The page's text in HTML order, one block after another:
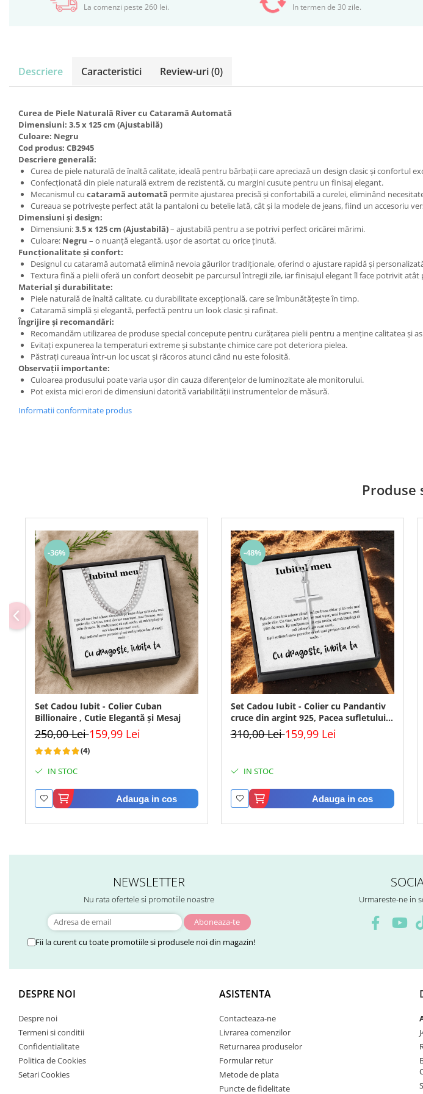
La comenzi peste 260 lei. In termen de 30 zile.
Descriere Caracteristici Review-uri(0)
Curea de Piele Naturală River cu Cataramă Automată
Dimensiuni: 3.5 x 125 cm (Ajustabilă)
Culoare: Negru
Cod produs: CB2945
Descriere generală:
Curea de piele naturală de înaltă calitate, ideală pentru bărbații care apreciază un design clasic și confortul
Confecționată din piele naturală extrem de rezistentă, cu margini cusute pentru un finisaj elegant.
Mecanismul cu cataramă automată permite ajustarea precisă și confortabilă a curelei, eliminând
Cureaua se potrivește perfect atât la pantaloni cu betelie lată, cât și la modele de jeans, fiind un accesoriu
Dimensiuni și design:
Dimensiuni:3.5 x 125 cm (Ajustabilă)– ajustabilă pentru a se potrivi perfect oricărei mărimi.
Culoare: Negru – o nuanță elegantă, ușor de asortat cu orice ținută.
Funcționalitate și confort:
Designul cu cataramă automată elimină nevoia găurilor tradiționale, oferind o ajustare rapidă și
Textura fină a pielii oferă un confort deosebit pe parcursul întregii zile, iar finisajul elegant îl face potrivit
Material și durabilitate:
Piele naturală de înaltă calitate, cu durabilitate excepțională, care se îmbunătățește în timp.
Cataramă simplă și elegantă, perfectă pentru un look clasic și rafinat.
Îngrijire și recomandări:
Recomandăm utilizarea de produse special concepute pentru curățarea pielii pentru a menține calitatea și
Evitați expunerea la temperaturi extreme și substanțe chimice care pot deteriora pielea.
Păstrați cureaua într-un loc uscat și răcoros atunci când nu este folosită.
Observații importante:
Culoarea produsului poate varia ușor din cauza diferențelor de luminozitate ale monitorului.
Pot exista mici erori de dimensiuni datorită variabilității instrumentelor de măsură.
Informatii conformitate produs
Produse
-36%
Set Cadou Iubit - Colier Cuban
Billionaire , Cutie Elegantă și Mesaj
250,00 Lei159,99 Lei
(4)
IN STOC
Adauga in cos
-48%
Set Cadou Iubit - Colier cu Pandantiv
cruce din argint 925, Pacea sufletului,
placat cu rodiu, Cutie Elegantă și
Mesaj
310,00 Lei159,99 Lei
IN STOC
Adauga in cos
NEWSLETTER
Nu rata ofertele si promotiile noastre
Fii la curent cu toate promotiile si produsele noi din magazin!
Urmareste-ne in
DESPRE NOI
Despre noi
Termeni si conditii
Confidentialitate
Politica de Cookies
Setari Cookies
ASISTENTA
Contacteaza-ne
Livrarea comenzilor
Returnarea produselor
Formular retur
Metode de plata
Puncte de fidelitate